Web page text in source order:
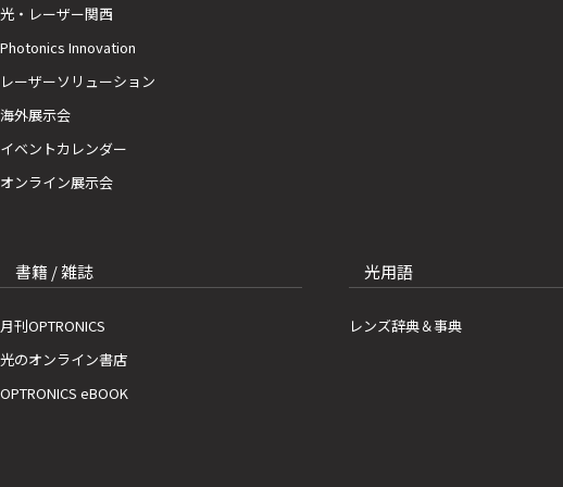
光・レーザー関西
Photonics Innovation
レーザーソリューション
海外展示会
イベントカレンダー
オンライン展示会
書籍 / 雑誌
月刊OPTRONICS
光のオンライン書店
OPTRONICS eBOOK
光用語
レンズ辞典＆事典